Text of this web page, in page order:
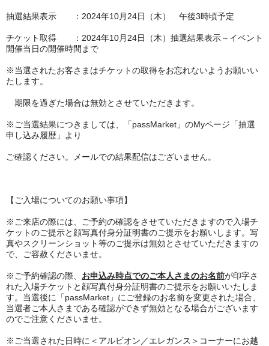
抽選結果表示 ：2024年10月24日（木） 午後3時頃予定
チケット取得 ：2024年10月24日（木）抽選結果表示～イベント
開催当日の開催時間まで
※当選されたお客さまはチケットの取得をお忘れないようお願いい
たします。
期限を過ぎた場合は無効とさせていただきます。
※ご当選結果につきましては、「passMarket」のMyページ「抽選
申し込み履歴」より
ご確認ください。メールでの結果配信はございません。
【ご入場についてのお願い事項】
※ご来店の際には、ご予約の確認をさせていただきますので入場チ
ケットのご提示と顔写真付身分証明書のご提示をお願いします。写
真やスクリーンショット等のご提示は無効とさせていただきますの
で、ご容赦くださいませ。
※ご予約確認の際、 お申込み時点でのご本人さまのお名前が印字さ
れた入場チケットと顔写真付身分証明書のご提示をお願いいたしま
す。当選後に「passMarket」にご登録のお名前を変更された場合、
当選者ご本人さまである確認ができず無効となる場合がございます
のでご注意くださいませ。
※ご当選された日時に＜アルビオン／エレガンス＞コーナーにお越